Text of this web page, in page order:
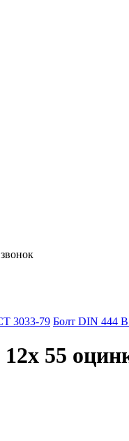
3033-79 Болт DIN 444
55